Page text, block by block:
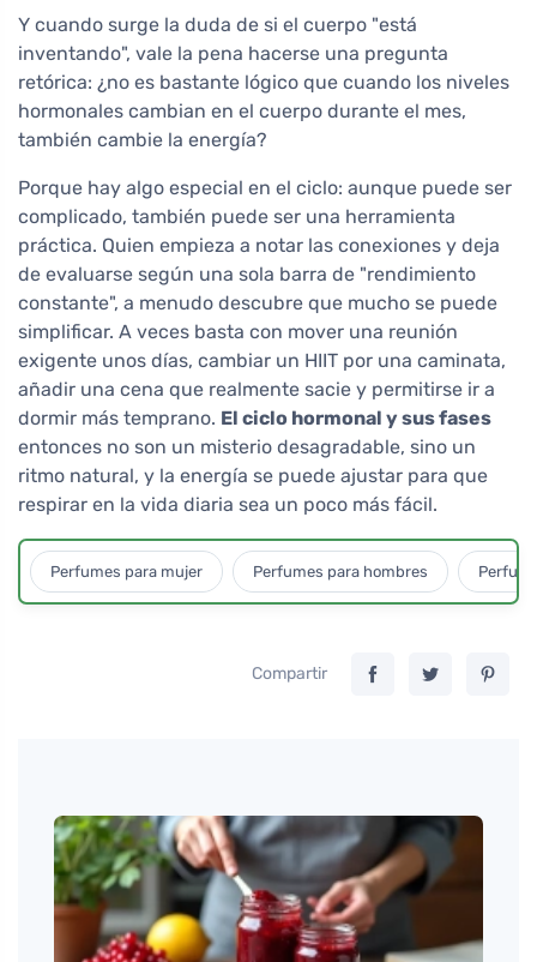
Y cuando surge la duda de si el cuerpo "está
inventando", vale la pena hacerse una pregunta
retórica: ¿no es bastante lógico que cuando los niveles
hormonales cambian en el cuerpo durante el mes,
también cambie la energía?
Porque hay algo especial en el ciclo: aunque puede ser
complicado, también puede ser una herramienta
práctica. Quien empieza a notar las conexiones y deja
de evaluarse según una sola barra de "rendimiento
constante", a menudo descubre que mucho se puede
simplificar. A veces basta con mover una reunión
exigente unos días, cambiar un HIIT por una caminata,
añadir una cena que realmente sacie y permitirse ir a
dormir más temprano. El ciclo hormonal y sus fases
entonces no son un misterio desagradable, sino un
ritmo natural, y la energía se puede ajustar para que
respirar en la vida diaria sea un poco más fácil.
Perfumes para mujer Perfumes para hombres
Compartir